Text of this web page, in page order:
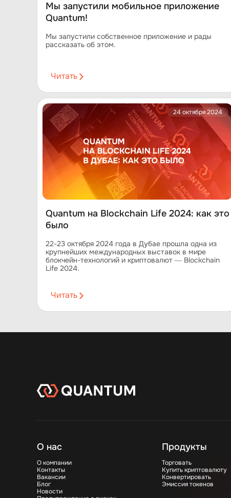
Мы запустили мобильное приложение
Quantum!
Мы запустили собственное приложение и рады
рассказать об этом.
Читать
24 октября 2024
Quantum на Blockchain Life 2024: как это
было
22-23 октября 2024 года в Дубае прошла одна из
крупнейших международных выставок в мире
блокчейн-технологий и криптовалют — Blockchain
Life 2024.
Читать
О нас
О компании
Контакты
Вакансии
Блог
Новости
Продукты
Торговать
Купить криптовалюту
Конвертировать
Эмиссия токенов